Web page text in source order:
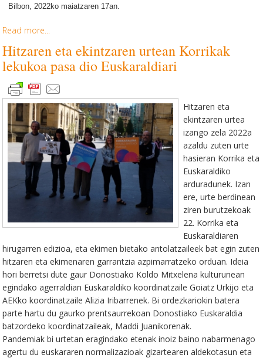
Bilbon, 2022ko maiatzaren 17an.
Read more...
Hitzaren eta ekintzaren urtean Korrikak
lekukoa pasa dio Euskaraldiari
Hitzaren eta
ekintzaren urtea
izango zela 2022a
azaldu zuten urte
hasieran Korrika eta
Euskaraldiko
arduradunek. Izan
ere, urte berdinean
ziren burutzekoak
22. Korrika eta
Euskaraldiaren
hirugarren edizioa, eta ekimen bietako antolatzaileek bat egin zuten
hitzaren eta ekimenaren garrantzia azpimarratzeko orduan. Ideia
hori berretsi dute gaur Donostiako Koldo Mitxelena kulturunean
egindako agerraldian Euskaraldiko koordinatzaile Goiatz Urkijo eta
AEKko koordinatzaile Alizia Iribarrenek. Bi ordezkariokin batera
parte hartu du gaurko prentsaurrekoan Donostiako Euskaraldia
batzordeko koordinatzaileak, Maddi Juanikorenak.
Pandemiak bi urtetan eragindako etenak inoiz baino nabarmenago
agertu du euskararen normalizazioak gizartearen aldekotasun eta